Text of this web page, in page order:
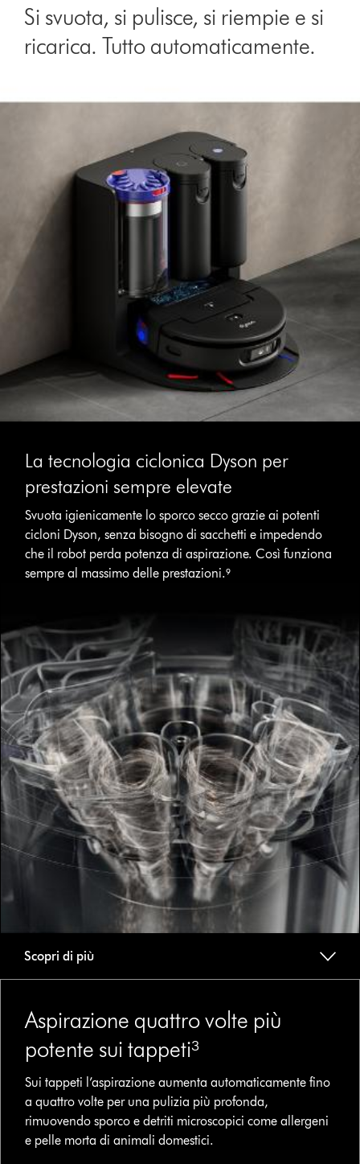
Si svuota, si pulisce, si riempie e si
ricarica. Tutto automaticamente.
La tecnologia ciclonica Dyson per
prestazioni sempre elevate
Svuota igienicamente lo sporco secco grazie ai potenti
cicloni Dyson, senza bisogno di sacchetti e impedendo
che il robot perda potenza di aspirazione. Così funziona
sempre al massimo delle prestazioni.⁹
Scopri di più
Aspirazione quattro volte più
potente sui tappeti³
Sui tappeti l’aspirazione aumenta automaticamente fino
a quattro volte per una pulizia più profonda,
rimuovendo sporco e detriti microscopici come allergeni
e pelle morta di animali domestici.